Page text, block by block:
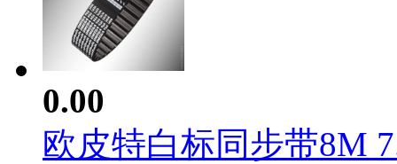
0.00
欧皮特白标同步带8M